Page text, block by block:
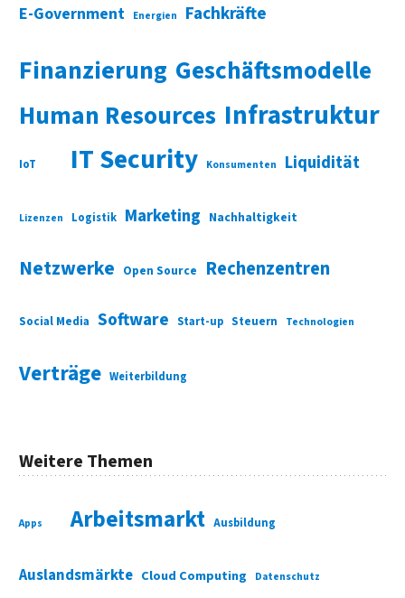
E-Government Energien Fachkräfte
Finanzierung Geschäftsmodelle
Human Resources Infrastruktur
IoT IT Security Konsumenten Liquidität
Lizenzen Logistik Marketing Nachhaltigkeit
Netzwerke Open Source Rechenzentren
Social Media Software Start-up Steuern Technologien
Verträge Weiterbildung
Weitere Themen
Apps Arbeitsmarkt Ausbildung
Auslandsmärkte Cloud Computing Datenschutz